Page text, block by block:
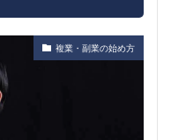
複業・副業の始め方